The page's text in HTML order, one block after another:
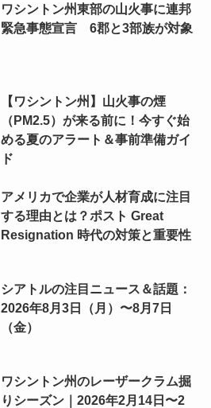
ワシントン州東部の山火事に連邦
緊急事態宣言 6郡と3部族が対象
【ワシントン州】山火事の煙
（PM2.5）が来る前に！今すぐ始
める夏のアラート＆事前準備ガイ
ド
アメリカで企業が人材育成に注目
する理由とは？ポスト Great
Resignation 時代の対策と重要性
シアトルの注目ニュース＆話題：
2026年8月3日（月）〜8月7日
（金）
ワシントン州のレーザークラム掘
りシーズン｜2026年2月14日〜2